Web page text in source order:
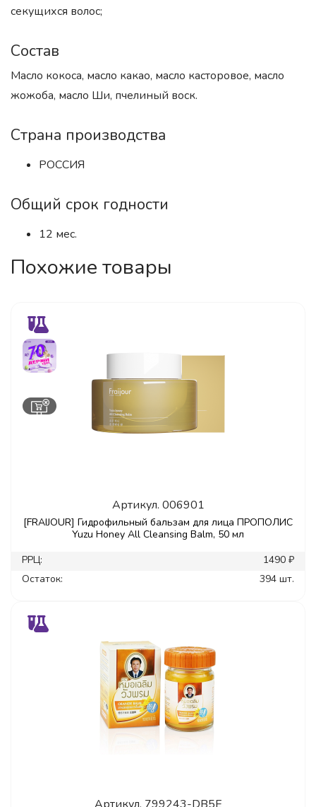
секущихся волос;
Состав
Масло кокоса, масло какао, масло касторовое, масло
жожоба, масло Ши, пчелиный воск.
Страна производства
РОССИЯ
Общий срок годности
12 мес.
Похожие товары
Артикул. 006901
[FRAIJOUR] Гидрофильный бальзам для лица ПРОПОЛИС
Yuzu Honey All Cleansing Balm, 50 мл
РРЦ:
1490 ₽
Остаток:
394 шт.